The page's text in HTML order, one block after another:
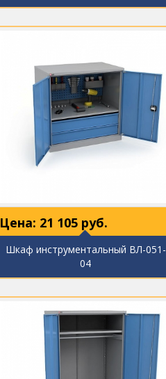
Цена: 21 105 руб.
Шкаф инструментальный ВЛ-051-
04